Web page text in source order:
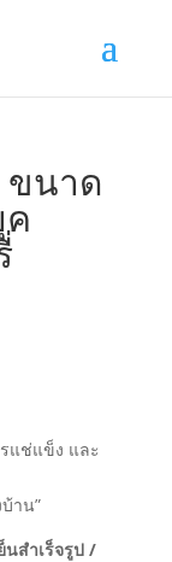
ขนาด
แช่แข็ง และ
าน”
สำเร็จรูป /